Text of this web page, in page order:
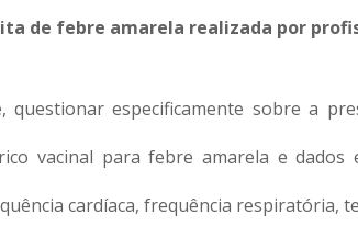
de febre amarela realizada por
questionar especificamente sobre a
vacinal para febre amarela e
cardíaca, frequência respiratória,